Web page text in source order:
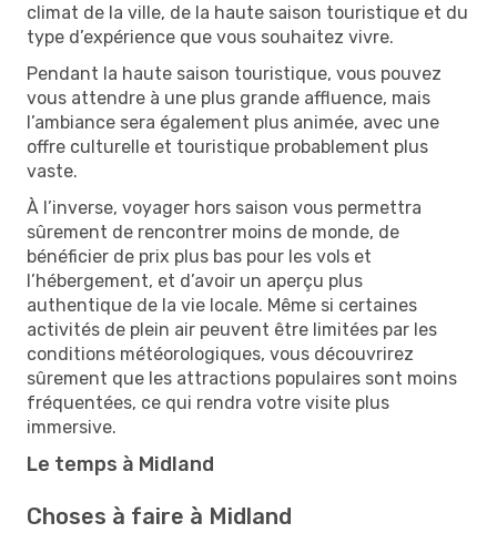
climat de la ville, de la haute saison touristique et du
type d’expérience que vous souhaitez vivre.
Pendant la haute saison touristique, vous pouvez
vous attendre à une plus grande affluence, mais
l’ambiance sera également plus animée, avec une
offre culturelle et touristique probablement plus
vaste.
À l’inverse, voyager hors saison vous permettra
sûrement de rencontrer moins de monde, de
bénéficier de prix plus bas pour les vols et
l’hébergement, et d’avoir un aperçu plus
authentique de la vie locale. Même si certaines
activités de plein air peuvent être limitées par les
conditions météorologiques, vous découvrirez
sûrement que les attractions populaires sont moins
fréquentées, ce qui rendra votre visite plus
immersive.
Le temps à Midland
Choses à faire à Midland